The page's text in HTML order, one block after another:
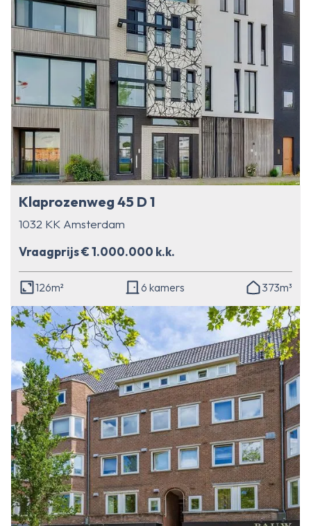
Klaprozenweg 45 D 1
1032 KK Amsterdam
Vraagprijs € 1.000.000 k.k.
126m² 6 kamers 373m³